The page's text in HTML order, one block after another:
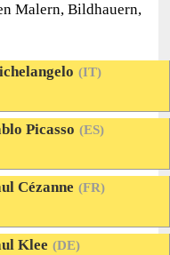
Malern, Bildhauern,
(IT)
Picasso (ES)
Cézanne (FR)
Klee (DE)